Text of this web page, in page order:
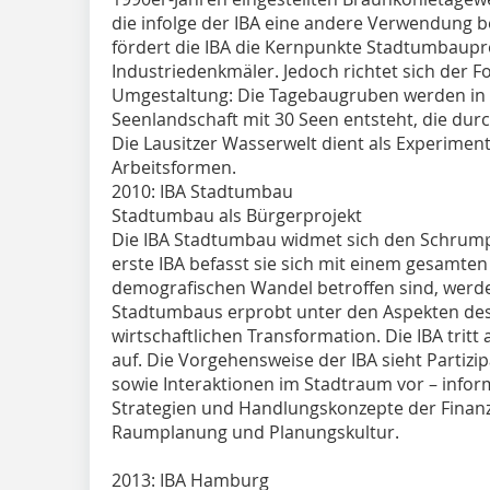
die infolge der IBA eine andere Verwendung
fördert die IBA die Kernpunkte
Industriedenkmäler. Jedoch richtet sich der
Umgestaltung: Die Tagebaugruben werden
Seenlandschaft mit 30 Seen entsteht, die
Die Lausitzer Wasserwelt dient als
Arbeitsformen.
2010: IBA Stadtumbau
Stadtumbau als Bürgerprojekt
Die IBA Stadtumbau widmet sich den
erste IBA befasst sie sich mit einem
demografischen Wandel betroffen sind,
Stadtumbaus erprobt unter den Aspekten
wirtschaftlichen Transformation. Die IBA
auf. Die Vorgehensweise der IBA sieht
sowie Interaktionen im Stadtraum vor –
Strategien und Handlungskonzepte der
Raumplanung und Planungskultur.
2013: IBA Hamburg